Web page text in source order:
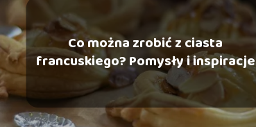
Co można zrobić z ciasta
francuskiego? Pomysły i inspiracje